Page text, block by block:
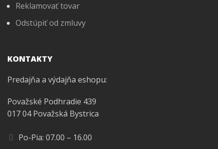
Reklamovať tovar
Odstúpiť od zmluvy
KONTAKTY
Predajňa a výdajňa eshopu:
Považské Podhradie 439
017 04 Považská Bystrica
Po-Pia: 07.00 – 16.00